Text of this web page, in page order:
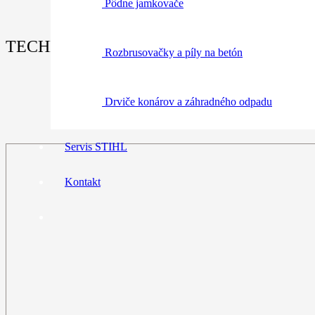
Pôdne jamkovače
Rozbrusovačky a píly na betón
Drviče konárov a záhradného odpadu
Servis STIHL
Kontakt
TECHNICKÉ ÚDAJE: